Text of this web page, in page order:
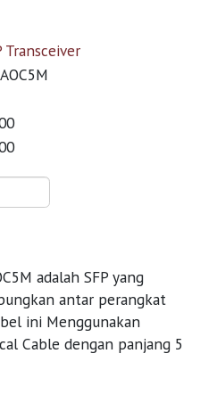
Transceiver
adalah SFP yang
antar perangkat
ini Menggunakan
Cable dengan panjang 5